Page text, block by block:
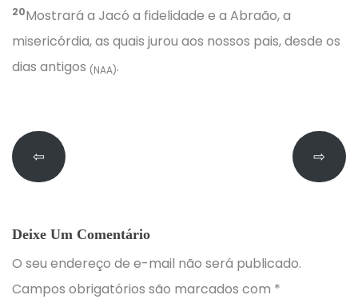
20Mostrará a Jacó a fidelidade e a Abraão, a
misericórdia, as quais jurou aos nossos pais, desde os
dias antigos (NAA).
⇦ ⇨
Deixe Um Comentário
O seu endereço de e-mail não será publicado.
Campos obrigatórios são marcados com *